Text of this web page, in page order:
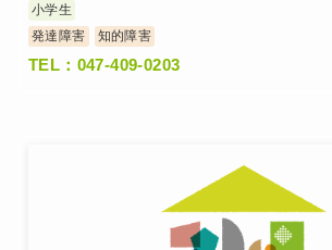
小学生
発達障害
知的障害
TEL：047-409-0203